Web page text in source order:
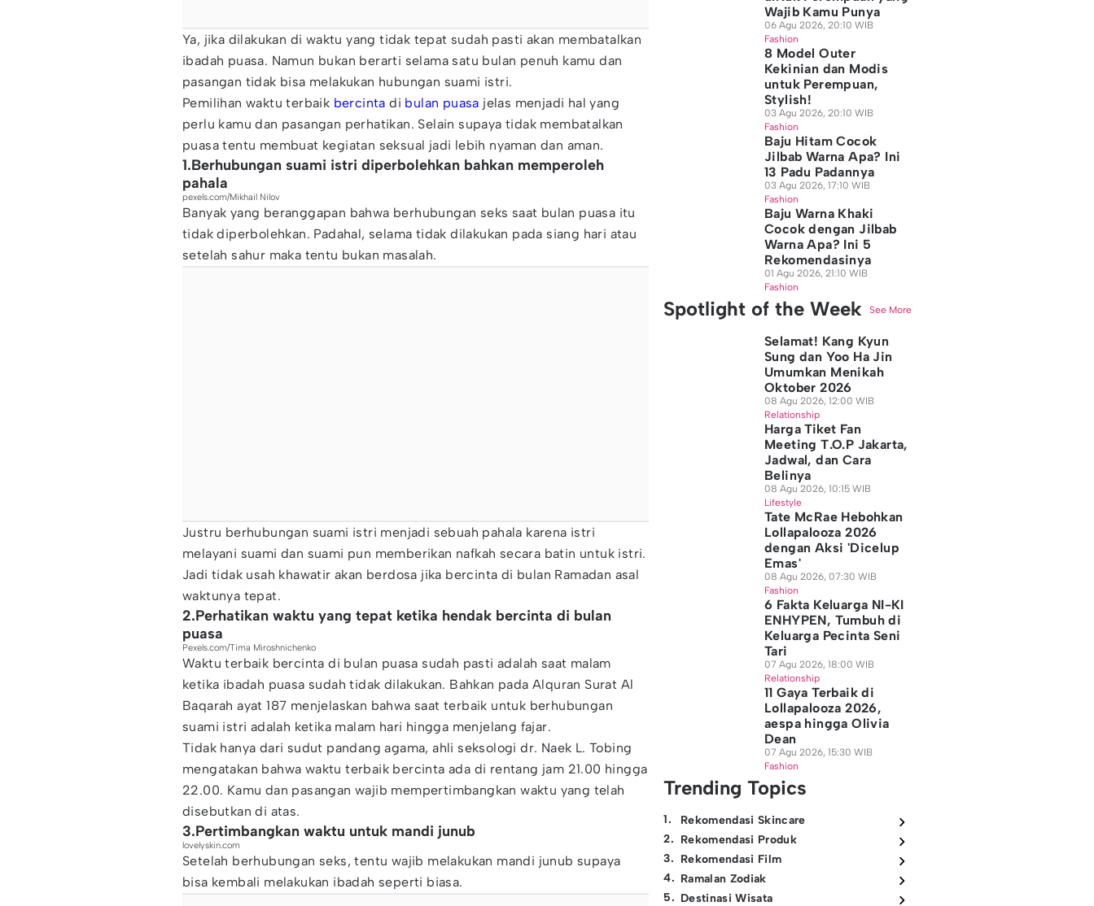
Ya, jika dilakukan di waktu yang tidak tepat sudah pasti akan membatalkan
ibadah puasa. Namun bukan berarti selama satu bulan penuh kamu dan
pasangan tidak bisa melakukan hubungan suami istri.
Pemilihan waktu terbaik bercinta di bulan puasa jelas menjadi hal yang
perlu kamu dan pasangan perhatikan. Selain supaya tidak membatalkan
puasa tentu membuat kegiatan seksual jadi lebih nyaman dan aman.
1.Berhubungan suami istri diperbolehkan bahkan memperoleh
pahala
pexels.com/Mikhail Nilov
Banyak yang beranggapan bahwa berhubungan seks saat bulan puasa itu
tidak diperbolehkan. Padahal, selama tidak dilakukan pada siang hari atau
setelah sahur maka tentu bukan masalah.
Justru berhubungan suami istri menjadi sebuah pahala karena istri
melayani suami dan suami pun memberikan nafkah secara batin untuk istri.
Jadi tidak usah khawatir akan berdosa jika bercinta di bulan Ramadan asal
waktunya tepat.
2.Perhatikan waktu yang tepat ketika hendak bercinta di bulan
puasa
Pexels.com/Tima Miroshnichenko
Waktu terbaik bercinta di bulan puasa sudah pasti adalah saat malam
ketika ibadah puasa sudah tidak dilakukan. Bahkan pada Alquran Surat Al
Baqarah ayat 187 menjelaskan bahwa saat terbaik untuk berhubungan
suami istri adalah ketika malam hari hingga menjelang fajar.
Tidak hanya dari sudut pandang agama, ahli seksologi dr. Naek L. Tobing
mengatakan bahwa waktu terbaik bercinta ada di rentang jam 21.00 hingga
22.00. Kamu dan pasangan wajib mempertimbangkan waktu yang telah
disebutkan di atas.
3.Pertimbangkan waktu untuk mandi junub
lovelyskin.com
Setelah berhubungan seks, tentu wajib melakukan mandi junub supaya
bisa kembali melakukan ibadah seperti biasa.
Wajib Kamu Punya
06 Agu 2026, 20:10 WIB
Fashion
8 Model Outer
Kekinian dan Modis
untuk Perempuan,
Stylish!
03 Agu 2026, 20:10 WIB
Fashion
Baju Hitam Cocok
Jilbab Warna Apa? Ini
13 Padu Padannya
03 Agu 2026, 17:10 WIB
Fashion
Baju Warna Khaki
Cocok dengan Jilbab
Warna Apa? Ini 5
Rekomendasinya
01 Agu 2026, 21:10 WIB
Fashion
Spotlight of the Week See More
Selamat! Kang Kyun
Sung dan Yoo Ha Jin
Umumkan Menikah
Oktober 2026
08 Agu 2026, 12:00 WIB
Relationship
Harga Tiket Fan
Meeting T.O.P Jakarta,
Jadwal, dan Cara
Belinya
08 Agu 2026, 10:15 WIB
Lifestyle
Tate McRae Hebohkan
Lollapalooza 2026
dengan Aksi 'Dicelup
Emas'
08 Agu 2026, 07:30 WIB
Fashion
6 Fakta Keluarga NI-KI
ENHYPEN, Tumbuh di
Keluarga Pecinta Seni
Tari
07 Agu 2026, 18:00 WIB
Relationship
11 Gaya Terbaik di
Lollapalooza 2026,
aespa hingga Olivia
Dean
07 Agu 2026, 15:30 WIB
Fashion
Trending Topics
1.
Rekomendasi Skincare
2. Rekomendasi Produk
3. Rekomendasi Film
4. Ramalan Zodiak
5. Destinasi Wisata